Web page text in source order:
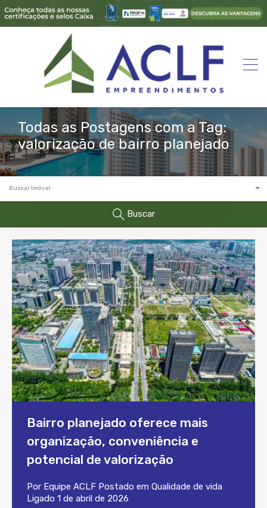
Todas as Postagens com a Tag:
valorização de bairro planejado
Buscar Imóvel
Buscar
Bairro planejado oferece mais
organização, conveniência e
potencial de valorização
Por Equipe ACLF Postado em Qualidade de vida
Ligado 1 de abril de 2026